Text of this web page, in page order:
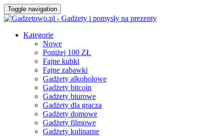
Toggle navigation
Kategorie
Nowe
Poniżej 100 ZŁ
Fajne kubki
Fajne zabawki
Gadżety alkoholowe
Gadżety bitcoin
Gadżety biurowe
Gadżety dla gracza
Gadżety domowe
Gadżety filmowe
Gadżety kulinarne